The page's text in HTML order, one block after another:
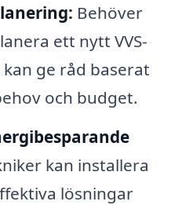
Behöver
ett nytt VVS-
ge råd baserat
och budget.
kan installera
lösningar